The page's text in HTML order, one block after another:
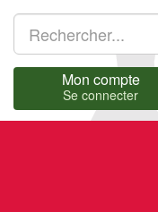
Mon compte
Se connecter